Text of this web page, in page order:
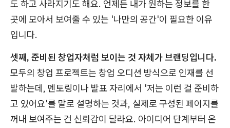
도 하고 사라지기도 해요. 언제든 내가 원하는 정보를 한
곳에 모아서 보여줄 수 있는 '나만의 공간'이 필요한 이유
입니다.
셋째, 준비된 창업자처럼 보이는 것 자체가 브랜딩입니다.
모두의 창업 프로젝트는 창업 오디션 방식으로 인재를 선
발하는데, 멘토링이나 발표 자리에서 '저는 이런 걸 준비하
고 있어요'를 말로 설명하는 것과, 실제로 구성된 페이지를
꺼내 보여주는 건 신뢰감이 달라요. 아이디어 단계부터 온